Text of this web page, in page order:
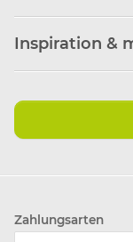
Inspiration &
Zahlungsarten